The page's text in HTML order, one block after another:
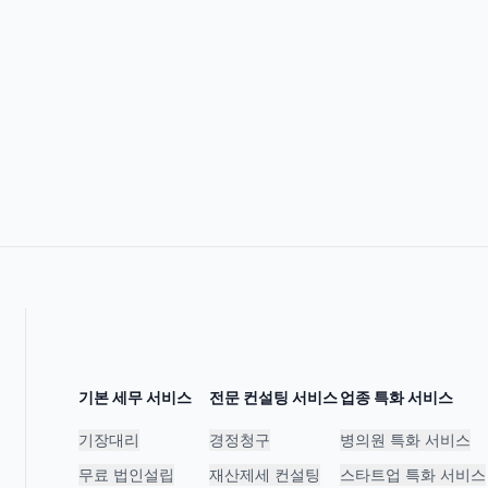
기본 세무 서비스
기장대리
무료 법인설립
전문 컨설팅 서비스
경정청구
재산제세 컨설팅
업종 특화 서비스
병의원 특화 서비스
스타트업 특화 서비스